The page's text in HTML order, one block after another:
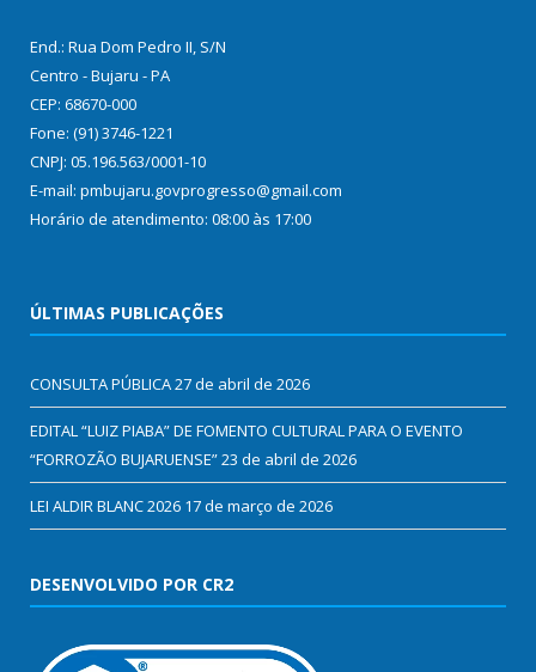
End.: Rua Dom Pedro II, S/N
Centro - Bujaru - PA
CEP: 68670-000
Fone: (91) 3746-1221
CNPJ: 05.196.563/0001-10
E-mail: pmbujaru.govprogresso@gmail.com
Horário de atendimento: 08:00 às 17:00
ÚLTIMAS PUBLICAÇÕES
CONSULTA PÚBLICA27 de abril de 2026
EDITAL “LUIZ PIABA” DE FOMENTO CULTURAL PARA O EVENTO
“FORROZÃO BUJARUENSE”23 de abril de 2026
LEI ALDIR BLANC 2026 17 de março de 2026
DESENVOLVIDO POR CR2